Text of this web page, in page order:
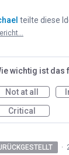
teilte diese
wichtig ist das
Not at all
Critical
·